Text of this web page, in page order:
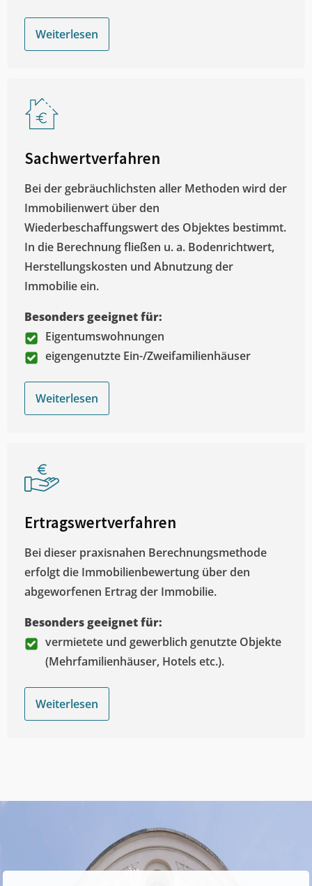
Weiterlesen
Sachwertverfahren
Bei der gebräuchlichsten aller Methoden wird der
Immobilienwert über den
Wiederbeschaffungswert des Objektes bestimmt.
In die Berechnung fließen u. a. Bodenrichtwert,
Herstellungskosten und Abnutzung der
Immobilie ein.
Besonders geeignet für:
Eigentumswohnungen
eigengenutzte Ein-/Zweifamilienhäuser
Weiterlesen
Ertragswertverfahren
Bei dieser praxisnahen Berechnungsmethode
erfolgt die Immobilienbewertung über den
abgeworfenen Ertrag der Immobilie.
Besonders geeignet für:
vermietete und gewerblich genutzte Objekte
(Mehrfamilienhäuser, Hotels etc.).
Weiterlesen